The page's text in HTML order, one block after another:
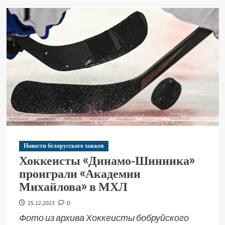
Новости белорусского хоккея
Хоккеисты «Динамо-Шинника»
проиграли «Академии
Михайлова» в МХЛ
25.12.2023 0
Фото из архива Хоккеисты бобруйского